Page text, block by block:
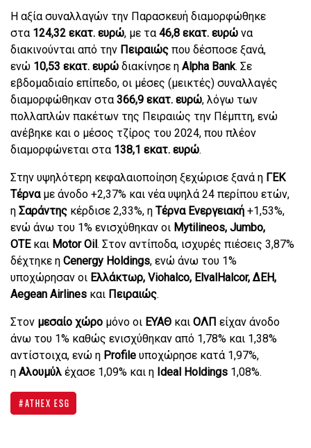
Η αξία συναλλαγών την Παρασκευή διαμορφώθηκε
στα 124,32 εκατ. ευρώ, με τα46,8 εκατ. ευρώ να
διακινούνται από την Πειραιώς που δέσποσε ξανά,
ενώ 10,53 εκατ. ευρώ διακίνησε η Alpha Bank. Σε
εβδομαδιαίο επίπεδο, οι μέσες (μεικτές) συναλλαγές
διαμορφώθηκαν στα366,9 εκατ. ευρώ, λόγω των
πολλαπλών πακέτων της Πειραιώς την Πέμπτη, ενώ
ανέβηκε και ο μέσος τζίρος του 2024, που πλέον
διαμορφώνεται στα 138,1 εκατ. ευρώ.
Στην υψηλότερη κεφαλαιοποίηση ξεχώρισε ξανά η ΓΕΚ
Τέρναμε άνοδο +2,37% και νέα υψηλά 24 περίπου ετών,
η Σαράντης κέρδισε 2,33%, η Τέρνα Ενεργειακή +1,53%,
ενώ άνω του 1% ενισχύθηκαν οι Mytilineos, Jumbo,
ΟΤΕκαι Motor Oil . Στον αντίποδα, ισχυρές πιέσεις 3,87%
δέχτηκε η Cenergy Holdings, ενώ άνω του 1%
υποχώρησαν οι Ελλάκτωρ, Viohalco, ElvalHalcor, ΔΕΗ,
Aegean Airlines και Πειραιώς.
Στον μεσαίο χώρο μόνο οι ΕΥΑΘ και ΟΛΠ είχαν άνοδο
άνω του 1% καθώς ενισχύθηκαν από 1,78% και 1,38%
αντίστοιχα, ενώ η Profile υποχώρησε κατά 1,97%,
η Αλουμύλ έχασε 1,09% και η Ideal Holdings 1,08%.
ΑΤΗΕΧ ESG